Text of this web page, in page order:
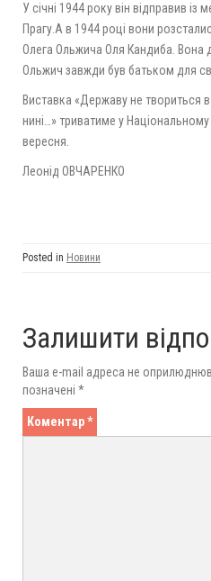
У січні 1944 року він відправив із
Прагу.А в 1944 році вони
Олега Ольжича Оля Кандиба. Вона
Ольжич завжди був батьком для
Виставка «Державу не твориться
нині…» триватиме у Національному
вересня.
Леонід ОВЧАРЕНКО
Posted in Новини
Залишити
Ваша e-mail адреса не
позначені *
Коментар*